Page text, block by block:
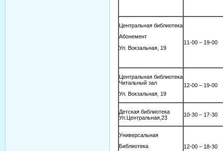
Центральная библиотека
Абонемент
Ул. Вокзальная, 19
11-00 – 19-00
Центральная библиотека
Читальный зал
Ул. Вокзальная, 19
12-00 – 19-00
Детская библиотека
Ул.Центральная,23
10-30 – 17-30
Универсальная
Библиотека
12-00 – 18-30